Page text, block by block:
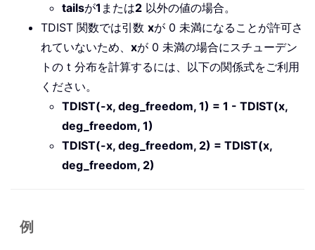
tailsが1 または2 以外の値の場合。
TDIST 関数では引数 xが 0 未満になることが許可さ
れていないため、 xが 0 未満の場合にスチューデン
トの t 分布を計算するには、以下の関係式をご利用
ください。
TDIST(-x, deg_freedom, 1) = 1 - TDIST(x,
deg_freedom, 1)
TDIST(-x, deg_freedom, 2) = TDIST(x,
deg_freedom, 2)
例